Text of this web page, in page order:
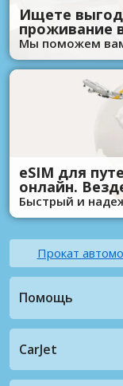
Ищете
проживание
Мы поможем
eSIM для
онлайн.
Быстрый и
Прокат
Помощь
CarJet